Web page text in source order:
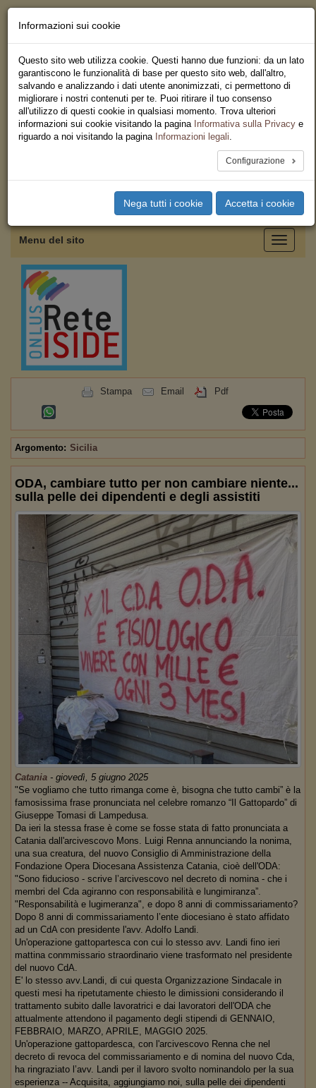
Servizi
Iscriviti
Ricerca
Area Stampa
Privacy
Federazione Regionale USB
Toggle
Menu del sito
Stampa Email Pdf
Argomento: Sicilia
ODA, cambiare tutto per non cambiare niente...
sulla pelle dei dipendenti e degli assistiti
Catania - giovedì, 5 giugno 2025
"Se vogliamo che tutto rimanga come è, bisogna che tutto cambi” è la
famosissima frase pronunciata nel celebre romanzo “Il Gattopardo” di
Giuseppe Tomasi di Lampedusa.
Da ieri la stessa frase è come se fosse stata di fatto pronunciata a
Catania dall'arcivescovo Mons. Luigi Renna annunciando la nonima,
una sua creatura, del nuovo Consiglio di Amministrazione della
Fondazione Opera Diocesana Assistenza Catania, cioè dell'ODA:
"Sono fiducioso - scrive l’arcivescovo nel decreto di nomina - che i
membri del Cda agiranno con responsabilità e lungimiranza”.
"Responsabilità e lugimeranza", e dopo 8 anni di commissariamento?
Dopo 8 anni di commissariamento l’ente diocesiano è stato affidato
ad un CdA con presidente l'avv. Adolfo Landi.
Un'operazione gattopartesca con cui lo stesso avv. Landi fino ieri
mattina conmmissario straordinario viene trasformato nel presidente
del nuovo CdA.
E' lo stesso avv.Landi, di cui questa Organizzazione Sindacale in
questi mesi ha ripetutamente chiesto le dimissioni considerando il
trattamento subito dalle lavoratrici e dai lavoratori dell'ODA che
attualmente attendono il pagamento degli stipendi di GENNAIO,
FEBBRAIO, MARZO, APRILE, MAGGIO 2025.
Un'operazione gattopardesca, con l'arcivescovo Renna che nel
decreto di revoca del commissariamento e di nomina del nuovo Cda,
ha ringraziato l’avv. Landi per il lavoro svolto nominandolo per la sua
esperienza -- Acquisita, aggiungiamo noi, sulla pelle dei dipendenti
Informazioni sui cookie
Questo sito web utilizza cookie. Questi hanno due funzioni: da un lato
garantiscono le funzionalità di base per questo sito web, dall'altro,
salvando e analizzando i dati utente anonimizzati, ci permettono di
migliorare i nostri contenuti per te. Puoi ritirare il tuo consenso
all'utilizzo di questi cookie in qualsiasi momento. Trova ulteriori
informazioni sui cookie visitando la pagina Informativa sulla Privacy e
riguardo a noi visitando la pagina Informazioni legali.
Configurazione
Nega tutti i cookie Accetta i cookie